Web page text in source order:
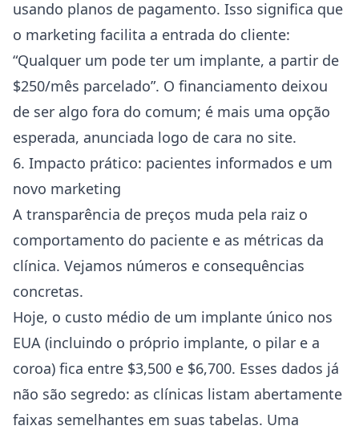
usando planos de pagamento. Isso significa que
o marketing facilita a entrada do cliente:
“Qualquer um pode ter um implante, a partir de
$250/mês parcelado”. O financiamento deixou
de ser algo fora do comum; é mais uma opção
esperada, anunciada logo de cara no site.
6. Impacto prático: pacientes informados e um
novo marketing
A transparência de preços muda pela raiz o
comportamento do paciente e as métricas da
clínica. Vejamos números e consequências
concretas.
Hoje, o custo médio de um implante único nos
EUA (incluindo o próprio implante, o pilar e a
coroa) fica entre $3,500 e $6,700. Esses dados já
não são segredo: as clínicas listam abertamente
faixas semelhantes em suas tabelas. Uma